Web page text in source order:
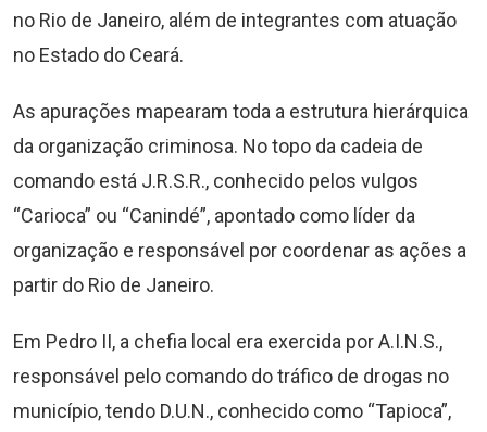
no Rio de Janeiro, além de integrantes com atuação
no Estado do Ceará.
As apurações mapearam toda a estrutura hierárquica
da organização criminosa. No topo da cadeia de
comando está J.R.S.R., conhecido pelos vulgos
“Carioca” ou “Canindé”, apontado como líder da
organização e responsável por coordenar as ações a
partir do Rio de Janeiro.
Em Pedro II, a chefia local era exercida por A.I.N.S.,
responsável pelo comando do tráfico de drogas no
município, tendo D.U.N., conhecido como “Tapioca”,